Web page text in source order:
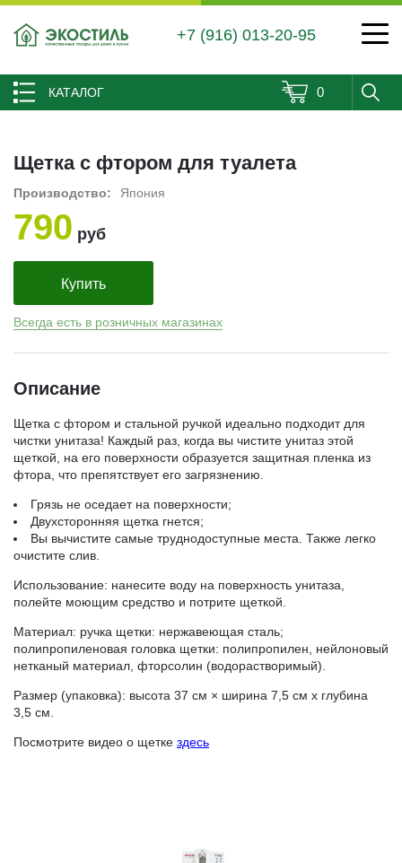
+7 (916) 013-20-95
КАТАЛОГ 0
Щетка с фтором для туалета
Производство: Япония
790 руб
Купить
Всегда есть в розничных магазинах
Описание
Щетка с фтором и стальной ручкой идеально подходит для
чистки унитаза! Каждый раз, когда вы чистите унитаз этой
щеткой, на его поверхности образуется защитная пленка из
фтора, что препятствует его загрязнению.
Грязь не оседает на поверхности;
Двухсторонняя щетка гнется;
Вы вычистите самые труднодоступные места. Также легко
очистите слив.
Использование: нанесите воду на поверхность унитаза,
полейте моющим средство и потрите щеткой.
Материал: ручка щетки: нержавеющая сталь;
полипропиленовая головка щетки: полипропилен, нейлоновый
нетканый материал, фторсолин (водорастворимый).
Размер (упаковка): высота 37 см × ширина 7,5 см х глубина
3,5 см.
Посмотрите видео о щетке здесь